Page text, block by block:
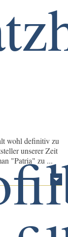
wohl definitiv zu
unserer Zeit
"Patria" zu ...